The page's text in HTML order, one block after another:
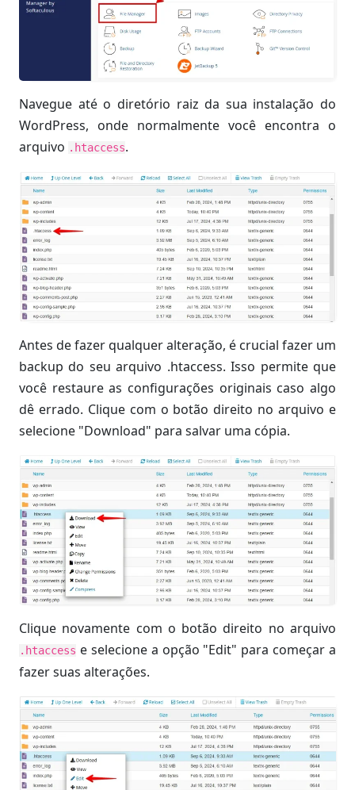
Navegue até o diretório raiz da sua instalação do
WordPress, onde normalmente você encontra o
arquivo .htaccess.
Antes de fazer qualquer alteração, é crucial fazer um
backup do seu arquivo .htaccess. Isso permite que
você restaure as configurações originais caso algo
dê errado. Clique com o botão direito no arquivo e
selecione "Download" para salvar uma cópia.
Clique novamente com o botão direito no arquivo
.htaccess e selecione a opção "Edit" para começar a
fazer suas alterações.